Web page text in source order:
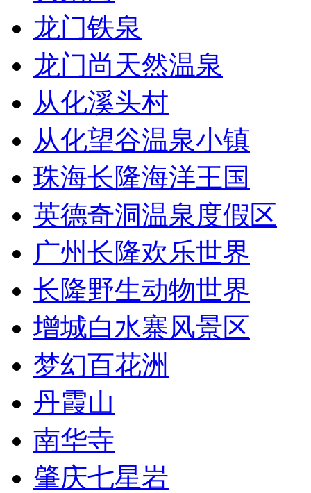
龙门铁泉
龙门尚天然温泉
从化溪头村
从化望谷温泉小镇
珠海长隆海洋王国
英德奇洞温泉度假区
广州长隆欢乐世界
长隆野生动物世界
增城白水寨风景区
梦幻百花洲
丹霞山
南华寺
肇庆七星岩